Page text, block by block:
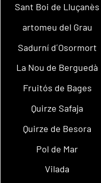
Sant Boi de Lluçanès
artomeu del Grau
Sadurní d´Osormort
La Nou de Berguedà
Fruitós de Bages
Quirze Safaja
Quirze de Besora
Pol de Mar
Vilada